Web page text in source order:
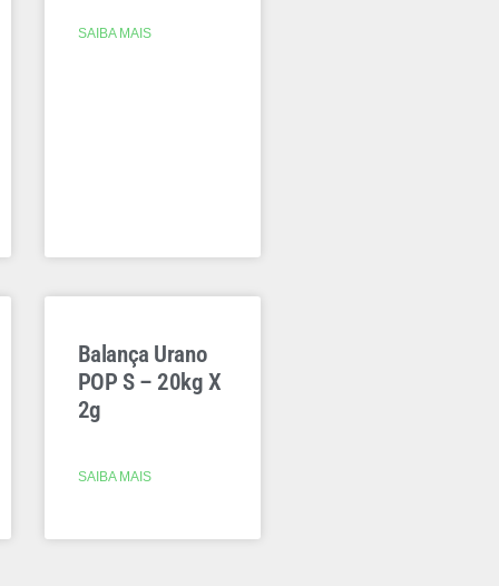
SAIBA MAIS
Balança Urano
POP S – 20kg X
2g
SAIBA MAIS